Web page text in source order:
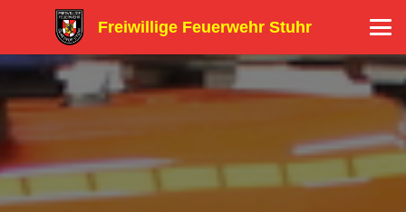
Freiwillige Feuerwehr Stuhr